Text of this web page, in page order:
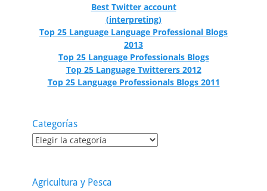
Best Twitter account
(interpreting)
Top 25 Language Language Professional Blogs
2013
Top 25 Language Professionals Blogs
Top 25 Language Twitterers 2012
Top 25 Language Professionals Blogs 2011
Categorías
Categorías
Agricultura y Pesca